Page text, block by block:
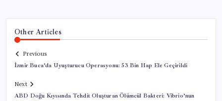
Other Articles
Previous
İzmir Buca’da Uyuşturucu Operasyonu: 53 Bin Hap Ele Geçirildi
Next
ABD Doğu Kıyısında Tehdit Oluşturan Ölümcül Bakteri: Vibrio’nun